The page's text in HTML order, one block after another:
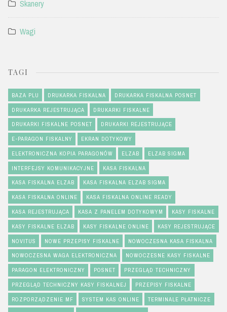
Skanery
Wagi
TAGI
BAZA PLU DRUKARKA FISKALNA DRUKARKA FISKALNA POSNET
DRUKARKA REJESTRUJĄCA DRUKARKI FISKALNE
DRUKARKI FISKALNE POSNET DRUKARKI REJESTRUJĄCE
E-PARAGON FISKALNY EKRAN DOTYKOWY
ELEKTRONICZNA KOPIA PARAGONÓW ELZAB ELZAB SIGMA
INTERFEJSY KOMUNIKACYJNE KASA FISKALNA
KASA FISKALNA ELZAB KASA FISKALNA ELZAB SIGMA
KASA FISKALNA ONLINE KASA FISKALNA ONLINE READY
KASA REJESTRUJĄCA KASA Z PANELEM DOTYKOWYM KASY FISKALNE
KASY FISKALNE ELZAB KASY FISKALNE ONLINE KASY REJESTRUJĄCE
NOVITUS NOWE PRZEPISY FISKALNE NOWOCZESNA KASA FISKALNA
NOWOCZESNA WAGA ELEKTRONICZNA NOWOCZESNE KASY FISKALNE
PARAGON ELEKTRONICZNY POSNET PRZEGLĄD TECHNICZNY
PRZEGLĄD TECHNICZNY KASY FISKALNEJ PRZEPISY FISKALNE
ROZPORZĄDZENIE MF SYSTEM KAS ONLINE TERMINALE PŁATNICZE